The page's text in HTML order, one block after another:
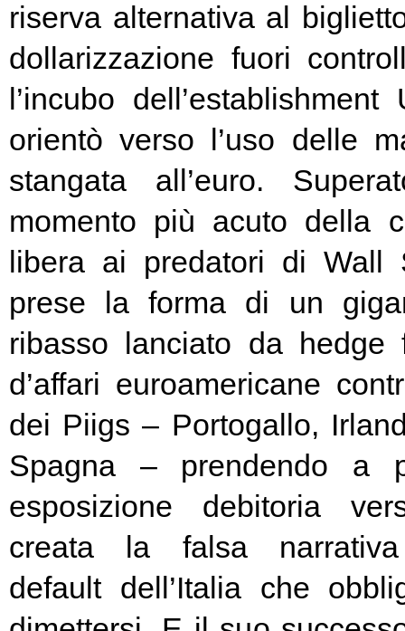
riserva alternativa al
dollarizzazione fuori
l’incubo
orientò verso l’uso delle
stangata all’euro.
momento più acuto della
libera ai predatori di Wall
prese la forma di un
ribasso lanciato da hedge
d’affari euroamericane
dei Piigs – Portogallo,
Spagna – prendendo a
esposizione debitoria
creata la falsa narrativa
default dell’Italia che